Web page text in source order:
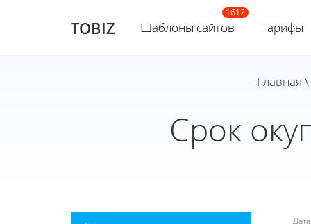
TOBIZ Шаблоны сайтов Тарифы
Главная \
Срок